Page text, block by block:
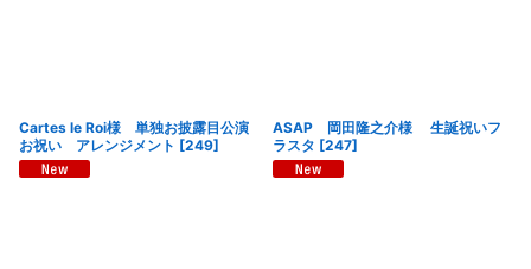
Cartes le Roi様 単独お披露目公演
お祝い アレンジメント [249]
ASAP 岡田隆之介様 生誕祝いフ
ラスタ [247]